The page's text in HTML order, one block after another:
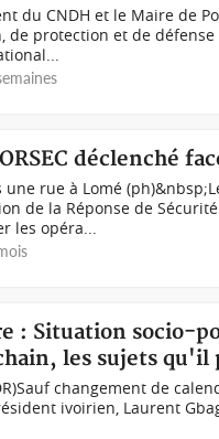
du CNDH et le Maire de
de protection et de
déclenché
une rue à Lomé
de la Réponse de
les opéra...
: Situation socio-
les sujets qu'il
changement de
ivoirien, Laurent